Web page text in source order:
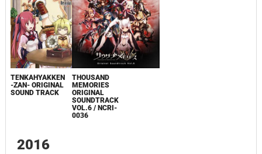
TENKAHYAKKEN
-ZAN- ORIGINAL
SOUND TRACK
THOUSAND
MEMORIES
ORIGINAL
SOUNDTRACK
VOL.6 / NCRI-
0036
2016